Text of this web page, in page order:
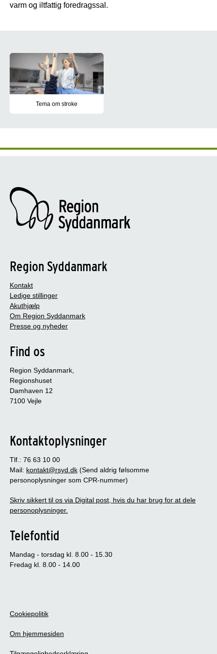
varm og iltfattig foredragssal.
Sund i Syd
Tema om stroke
Region Syddanmark
Kontakt
Ledige stillinger
Akuthjælp
Om Region Syddanmark
Presse og nyheder
Find os
Region Syddanmark,
Regionshuset
Damhaven 12
7100 Vejle
Kontaktoplysninger
Tlf.: 76 63 10 00
Mail: kontakt@rsyd.dk (Send aldrig følsomme
personoplysninger som CPR-nummer)
Skriv sikkert til os via Digital post, hvis du har brug for at dele
personoplysninger.
Telefontid
Mandag - torsdag kl. 8.00 - 15.30
Fredag kl. 8.00 - 14.00
Cookiepolitik
Om hjemmesiden